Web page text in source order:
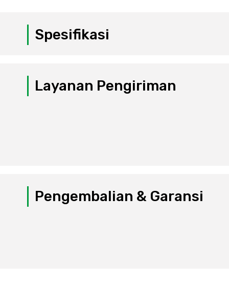
Spesifikasi
Layanan Pengiriman
Pengembalian & Garansi